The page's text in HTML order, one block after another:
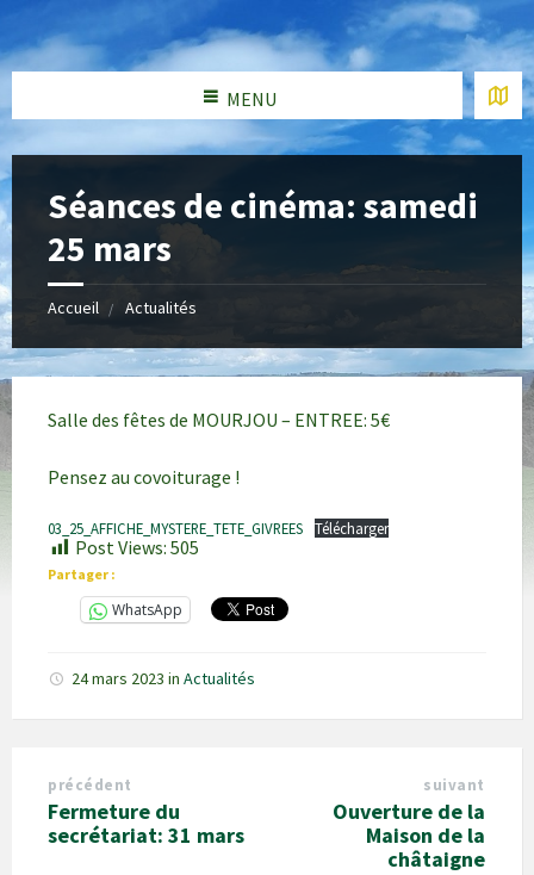
MENU
Séances de cinéma: samedi
25 mars
Accueil Actualités
Salle des fêtes de MOURJOU – ENTREE: 5€
Pensez au covoiturage !
03_25_AFFICHE_MYSTERE_TETE_GIVREES Télécharger
Post Views: 505
Partager :
WhatsApp
24 mars 2023 in Actualités
précédent
Fermeture du
secrétariat: 31 mars
suivant
Ouverture de la
Maison de la
châtaigne